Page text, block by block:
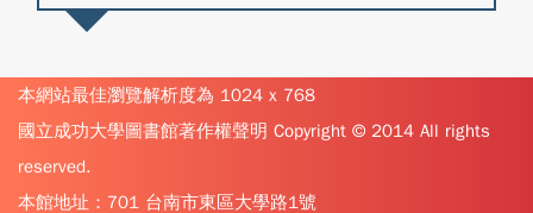
本網站最佳瀏覽解析度為 1024 x 768
國立成功大學圖書館著作權聲明 Copyright © 2014 All rights
reserved.
本館地址：701 台南市東區大學路1號